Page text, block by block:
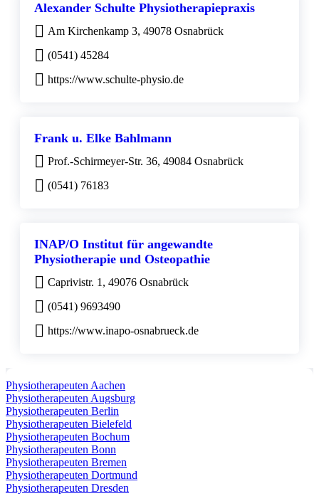
Alexander Schulte Physiotherapiepraxis
Am Kirchenkamp 3, 49078 Osnabrück
(0541) 45284
https://www.schulte-physio.de
Frank u. Elke Bahlmann
Prof.-Schirmeyer-Str. 36, 49084 Osnabrück
(0541) 76183
INAP/O Institut für angewandte
Physiotherapie und Osteopathie
Caprivistr. 1, 49076 Osnabrück
(0541) 9693490
https://www.inapo-osnabrueck.de
Physiotherapeuten Aachen
Physiotherapeuten Augsburg
Physiotherapeuten Berlin
Physiotherapeuten Bielefeld
Physiotherapeuten Bochum
Physiotherapeuten Bonn
Physiotherapeuten Bremen
Physiotherapeuten Dortmund
Physiotherapeuten Dresden